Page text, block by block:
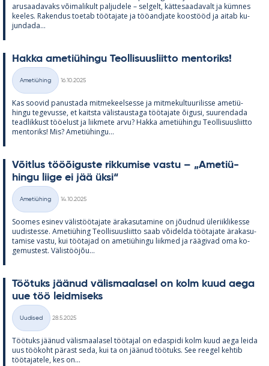
arusaa­da­vaks või­ma­li­kult pal­ju­dele – sel­gelt, kät­te­saa­da­valt ja küm­nes
kee­les. Ra­ken­dus toe­tab töö­ta­jate ja töö­and­jate koos­tööd ja ai­tab ku­
jun­dada...
Hakka ame­tiü­hingu Teol­li­suus­liitto men­to­riks!
Kategooriad
Ametiühing
16.10.2025
Kas soo­vid pa­nus­tada mit­me­keel­sesse ja mit­me­kul­tuu­ri­lisse ame­tiü­
hingu te­ge­vusse, et kaitsta vä­lis­taus­taga töö­ta­jate õi­gusi, suu­ren­dada
tead­lik­kust töö­elust ja liik­mete arvu? Hakka ame­tiü­hingu Teol­li­suus­liitto
men­to­riks! Mis? Ame­tiü­hingu...
Võit­lus tööõi­guste rik­ku­mise vastu – „Ame­tiü­
hingu liige ei jää üksi“
Kategooriad
Ametiühing
14.10.2025
Soo­mes esi­nev vä­lis­töö­ta­jate ära­ka­su­ta­mine on jõud­nud üle­riikli­kesse
uu­dis­tesse. Ame­tiü­hing Teol­li­suus­liitto saab või­delda töö­ta­jate ära­ka­su­
ta­mise vastu, kui töö­ta­jad on ame­tiü­hingu liik­med ja rää­gi­vad oma ko­
ge­mus­test. Vä­lis­tööjõu...
Töö­tuks jää­nud vä­lis­maa­la­sel on kolm kuud aega
uue töö leid­mi­seks
Kategooriad
Uudised
28.5.2025
Töö­tuks jää­nud vä­lis­maa­la­sel töö­ta­jal on edas­pidi kolm kuud aega leida
uus töö­koht pä­rast seda, kui ta on jää­nud töö­tuks. See ree­gel keh­tib
töö­ta­ja­tele, kes on...